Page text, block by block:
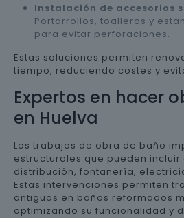
Instalación de accesorios
Portarrollos, toalleros y
para evitar perforaciones.
Estas soluciones permiten
tiempo, reduciendo costes y
Expertos en hacer
en Huelva
Los trabajos de obra de baño
estructurales que pueden incluir
distribución, fontanería,
Estas intervenciones permiten
antiguos en baños reformados
optimizando su funcionalidad y